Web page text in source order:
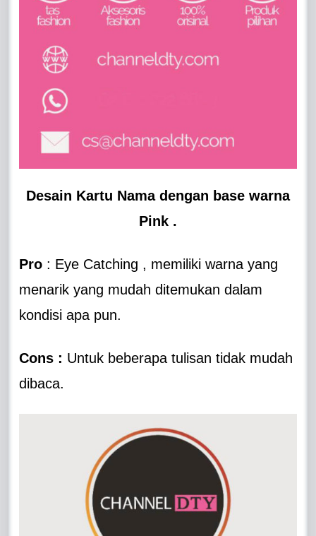
Desain Kartu Nama dengan base warna
Pink .
Pro : Eye Catching , memiliki warna yang
menarik yang mudah ditemukan dalam
kondisi apa pun.
Cons : Untuk beberapa tulisan tidak mudah
dibaca.